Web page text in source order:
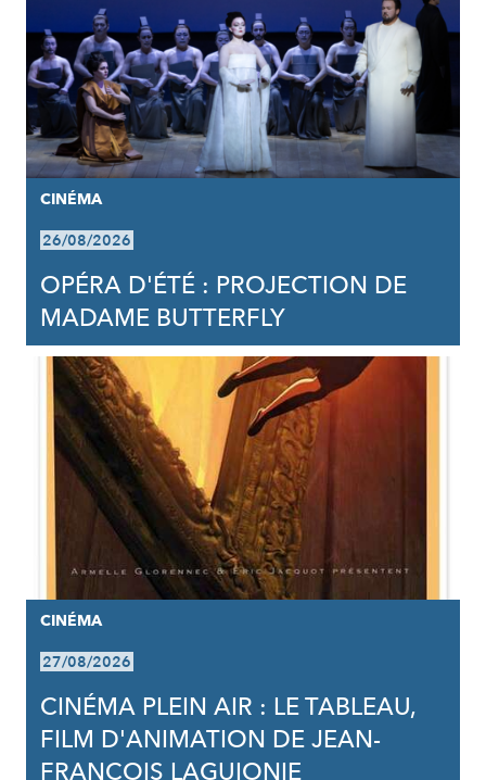
CINÉMA
26/08/2026
OPÉRA D'ÉTÉ : PROJECTION DE
MADAME BUTTERFLY
CINÉMA
27/08/2026
CINÉMA PLEIN AIR : LE TABLEAU,
FILM D'ANIMATION DE JEAN-
FRANCOIS LAGUIONIE